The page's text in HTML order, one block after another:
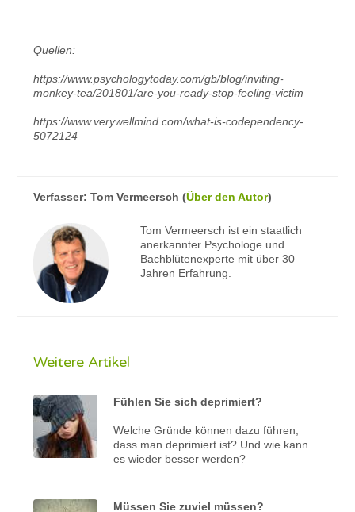
Quellen:
https://www.psychologytoday.com/gb/blog/inviting-
monkey-tea/201801/are-you-ready-stop-feeling-victim
https://www.verywellmind.com/what-is-codependency-
5072124
Verfasser:Tom Vermeersch (Über den Autor)
Tom Vermeersch ist ein staatlich
anerkannter Psychologe und
Bachblütenexperte mit über 30
Jahren Erfahrung.
Weitere Artikel
Fühlen Sie sich deprimiert?
Welche Gründe können dazu führen,
dass man deprimiert ist? Und wie kann
es wieder besser werden?
Müssen Sie zuviel müssen?